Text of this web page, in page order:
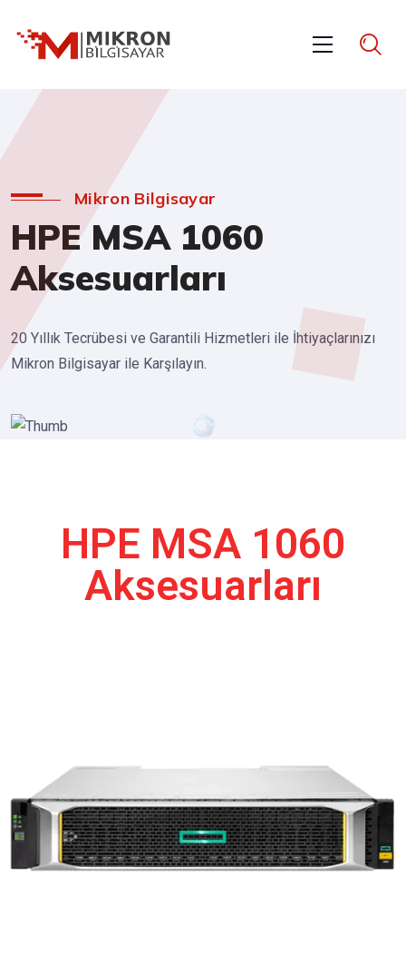
Mikron Bilgisayar
HPE MSA 1060
Aksesuarları
20 Yıllık Tecrübesi ve Garantili Hizmetleri ile İhtiyaçlarınızı
Mikron Bilgisayar ile Karşılayın.
HPE MSA 1060
Aksesuarları